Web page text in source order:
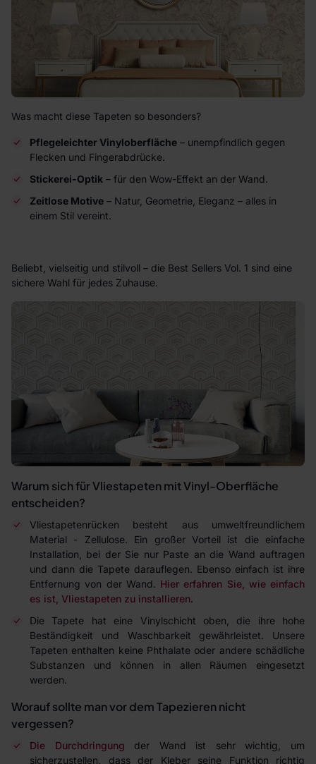
Was macht diese Tapeten so besonders?
Pflegeleichter Vinyloberfläche – unempfindlich gegen
Flecken und Fingerabdrücke.
Stickerei-Optik – für den Wow-Effekt an der Wand.
Zeitlose Motive – Natur, Geometrie, Eleganz – alles in
einem Stil vereint.
Beliebt, vielseitig und stilvoll – die Best Sellers Vol. 1 sind eine
sichere Wahl für jedes Zuhause.
Warum sich für Vliestapeten mit Vinyl-Oberfläche
entscheiden?
Vliestapetenrücken besteht aus umweltfreundlichem
Material - Zellulose. Ein großer Vorteil ist die einfache
Installation, bei der Sie nur Paste an die Wand auftragen
und dann die Tapete darauflegen. Ebenso einfach ist ihre
Entfernung von der Wand. Hier erfahren Sie, wie einfach
es ist, Vliestapeten zu installieren.
Die Tapete hat eine Vinylschicht oben, die ihre hohe
Beständigkeit und Waschbarkeit gewährleistet. Unsere
Tapeten enthalten keine Phthalate oder andere schädliche
Substanzen und können in allen Räumen eingesetzt
werden.
Worauf sollte man vor dem Tapezieren nicht
vergessen?
Die Durchdringung der Wand ist sehr wichtig, um
sicherzustellen, dass der Kleber seine Funktion richtig